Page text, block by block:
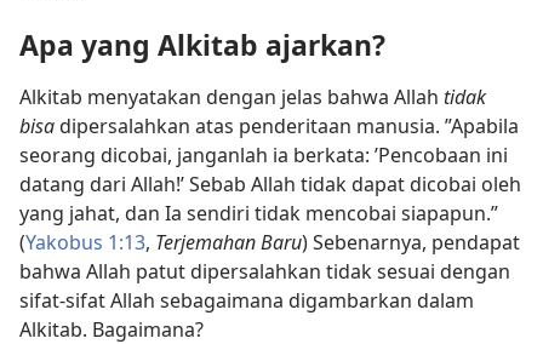
Apa yang Alkitab ajarkan?
Alkitab menyatakan dengan jelas bahwa Allah tidak
bisadipersalahkan atas penderitaan manusia. ”Apabila
seorang dicobai, janganlah ia berkata: ’Pencobaan ini
datang dari Allah!’ Sebab Allah tidak dapat dicobai oleh
yang jahat, dan Ia sendiri tidak mencobai siapapun.”
(Yakobus 1:13, Terjemahan Baru) Sebenarnya, pendapat
bahwa Allah patut dipersalahkan tidak sesuai dengan
sifat-sifat Allah sebagaimana digambarkan dalam
Alkitab. Bagaimana?